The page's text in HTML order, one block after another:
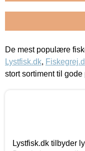
De mest populære
Lystfisk.dk,
stort sortiment til gode
Lystfisk.dk tilbyder